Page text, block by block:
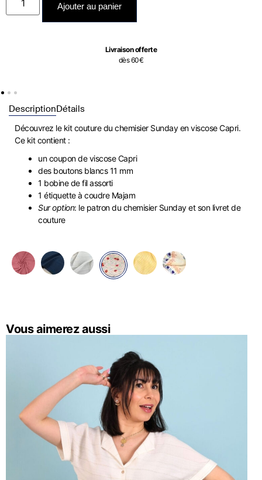
Ajouter au panier
Livraison offerte
dès 60€
DescriptionDétails
Découvrez le kit couture du chemisier Sunday en viscose Capri.
Ce kit contient :
un coupon de viscose Capri
des boutons blancs 11 mm
1 bobine de fil assorti
1 étiquette à coudre Majam
Sur option: le patron du chemisier Sunday et son livret de
couture
Vous aimerez aussi